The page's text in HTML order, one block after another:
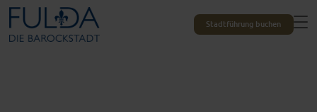
Stadtführung buchen